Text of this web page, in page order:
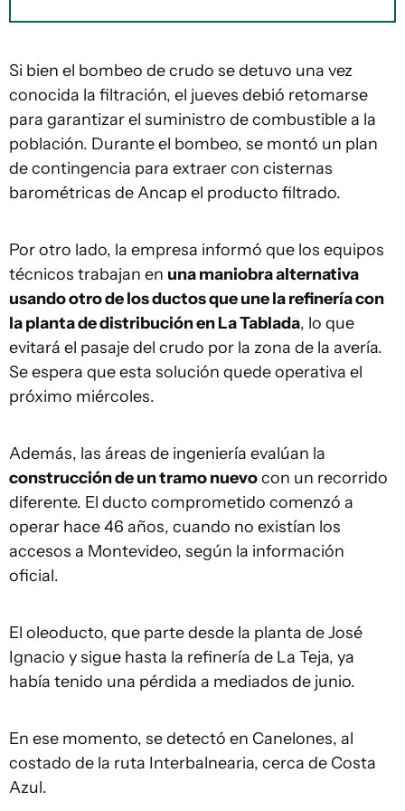
Si bien el bombeo de crudo se detuvo una vez
conocida la filtración, el jueves debió retomarse
para garantizar el suministro de combustible a la
población. Durante el bombeo, se montó un plan
de contingencia para extraer con cisternas
barométricas de Ancap el producto filtrado.
Por otro lado, la empresa informó que los equipos
técnicos trabajan en una maniobra alternativa
usando otro de los ductos que une la refinería con
la planta de distribución en La Tablada, lo que
evitará el pasaje del crudo por la zona de la avería.
Se espera que esta solución quede operativa el
próximo miércoles.
Además, las áreas de ingeniería evalúan la
construcción de un tramo nuevocon un recorrido
diferente. El ducto comprometido comenzó a
operar hace 46 años, cuando no existían los
accesos a Montevideo, según la información
oficial.
El oleoducto, que parte desde la planta de José
Ignacio y sigue hasta la refinería de La Teja, ya
había tenido una pérdida a mediados de junio.
En ese momento, se detectó en Canelones, al
costado de la ruta Interbalnearia, cerca de Costa
Azul.